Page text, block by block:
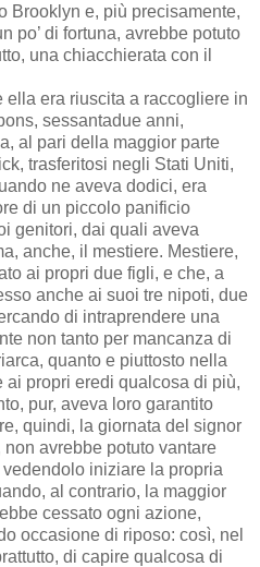
Brooklyn e, più precisamente,
po’ di fortuna, avrebbe potuto
una chiacchierata con il
era riuscita a raccogliere in
sessantadue anni,
al pari della maggior parte
trasferitosi negli Stati Uniti,
ne aveva dodici, era
di un piccolo panificio
genitori, dai quali aveva
anche, il mestiere. Mestiere,
ai propri due figli, e che, a
anche ai suoi tre nipoti, due
di intraprendere una
non tanto per mancanza di
quanto e piuttosto nella
propri eredi qualcosa di più,
pur, aveva loro garantito
quindi, la giornata del signor
avrebbe potuto vantare
iniziare la propria
al contrario, la maggior
cessato ogni azione,
occasione di riposo: così, nel
di capire qualcosa di